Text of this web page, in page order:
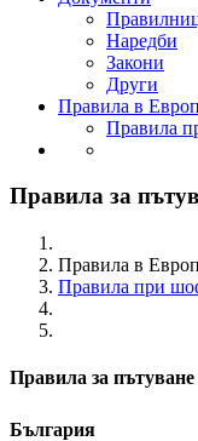
Наредби
Закони
Други
Правила в
Правила
Правила за
Правила в
Правила при
Правила за
България